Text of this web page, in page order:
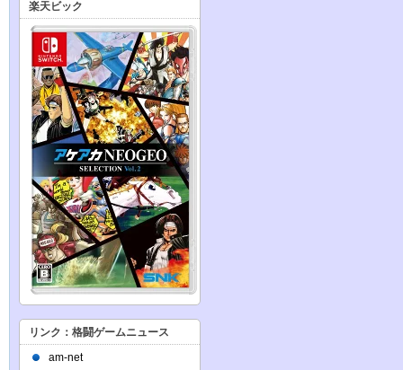
楽天ビック
リンク：格闘ゲームニュース
am-net